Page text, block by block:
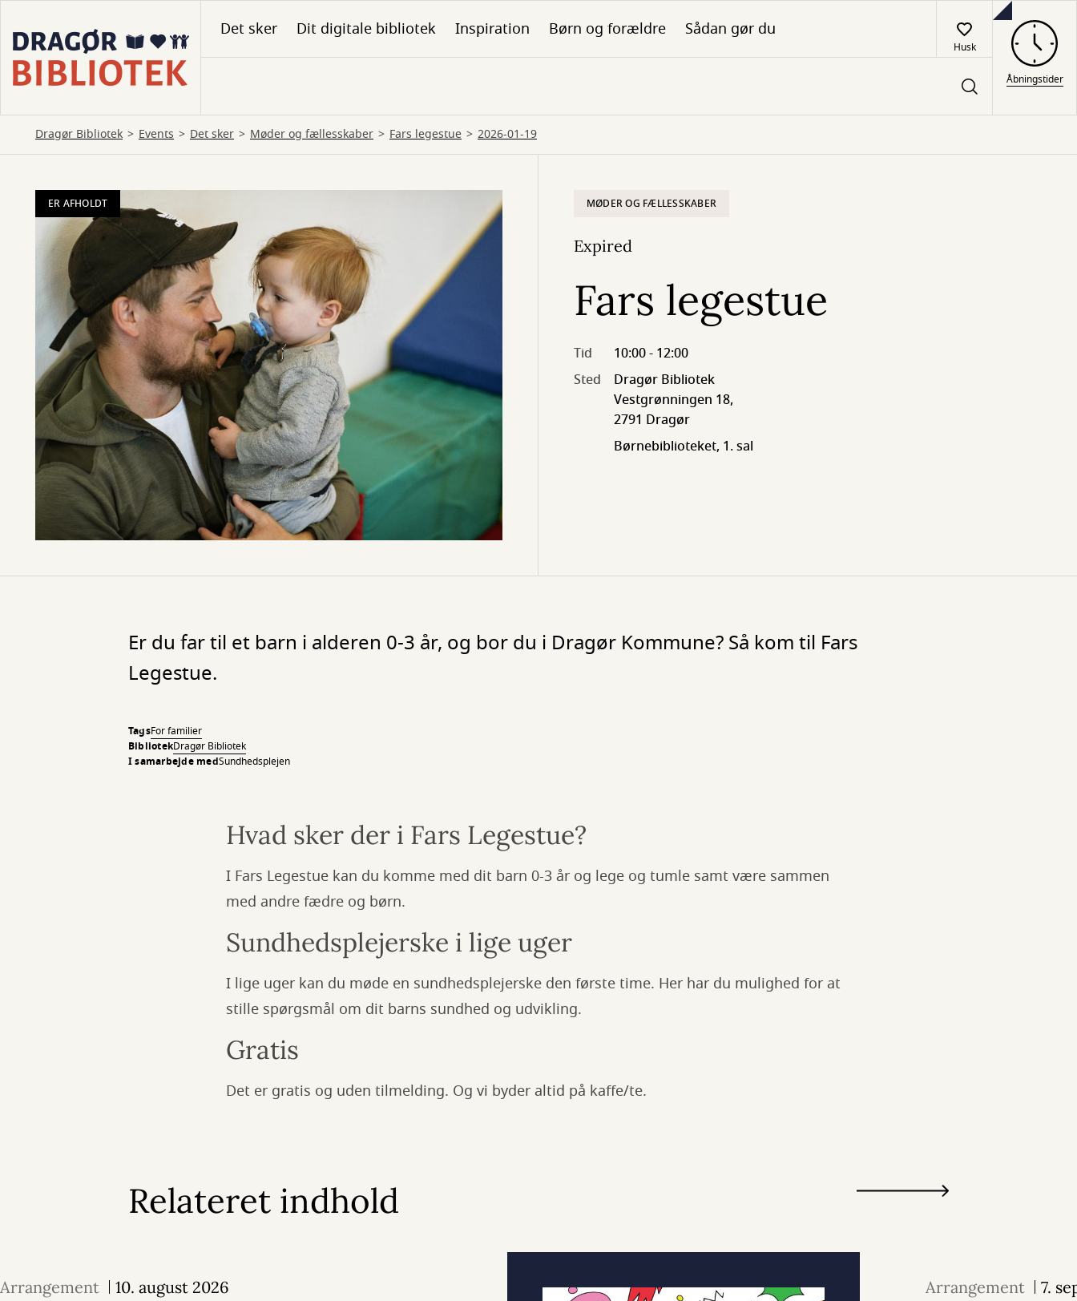
hovedindhold
Det sker Dit digitale bibliotek Inspiration Børn og forældre Sådan gør du
Husk
Åbningstider
Dragør Bibliotek Events Det sker Møder og fællesskaber Fars legestue 2026-01-19
ER AFHOLDT MØDER OG FÆLLESSKABER
Expired
Fars legestue
Tid
10:00 - 12:00
Sted
Dragør Bibliotek
Vestgrønningen 18,
2791 Dragør
Børnebiblioteket, 1. sal
Er du far til et barn i alderen 0-3 år, og bor du i Dragør Kommune? Så kom til Fars
Legestue.
TagsFor familier
BibliotekDragør Bibliotek
I samarbejde medSundhedsplejen
Hvad sker der i Fars Legestue?
I Fars Legestue kan du komme med dit barn 0-3 år og lege og tumle samt være sammen
med andre fædre og børn.
Sundhedsplejerske i lige uger
I lige uger kan du møde en sundhedsplejerske den første time. Her har du mulighed for at
stille spørgsmål om dit barns sundhed og udvikling.
Gratis
Det er gratis og uden tilmelding. Og vi byder altid på kaffe/te.
Relateret indhold
Arrangement 10. august 2026 Arrangement 7.